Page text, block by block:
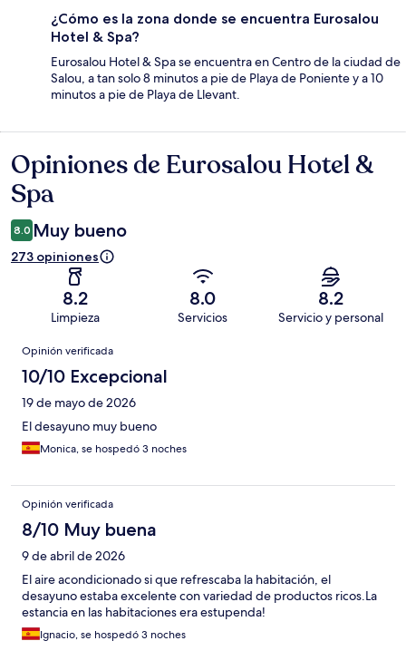
¿Cómo es la zona donde se encuentra Eurosalou
Hotel & Spa?
Eurosalou Hotel & Spa se encuentra en Centro de la ciudad de
Salou, a tan solo 8 minutos a pie de Playa de Poniente y a 10
minutos a pie de Playa de Llevant.
Opiniones
Opiniones de Eurosalou Hotel &
Spa
8.0 Muy bueno
273 opiniones
8.2
Limpieza
8.0
Servicios
8.2
Servicio y personal
Opiniones
Opinión verificada
10/10 Excepcional
19 de mayo de 2026
El desayuno muy bueno
Monica, se hospedó 3 noches
Opinión verificada
8/10 Muy buena
9 de abril de 2026
El aire acondicionado si que refrescaba la habitación, el
desayuno estaba excelente con variedad de productos ricos.La
estancia en las habitaciones era estupenda!
Ignacio, se hospedó 3 noches